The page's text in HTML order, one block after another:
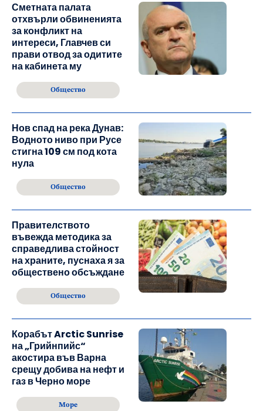
Сметната палата
отхвърли обвиненията
за конфликт на
интереси, Главчев си
прави отвод за одитите
на кабинета му
Общество
Нов спад на река Дунав:
Водното ниво при Русе
стигна 109 см под кота
нула
Общество
Правителството
въвежда методика за
справедлива стойност
на храните, пуснаха я за
обществено обсъждане
Общество
Корабът Arctic Sunrise
на „Грийнпийс“
акостира във Варна
срещу добива на нефт и
газ в Черно море
Море